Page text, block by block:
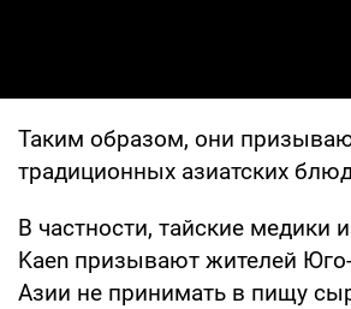
Таким образом, они
традиционных азиатских
В частности, тайские медики
Kaen призывают жителей
Азии не принимать в пищу